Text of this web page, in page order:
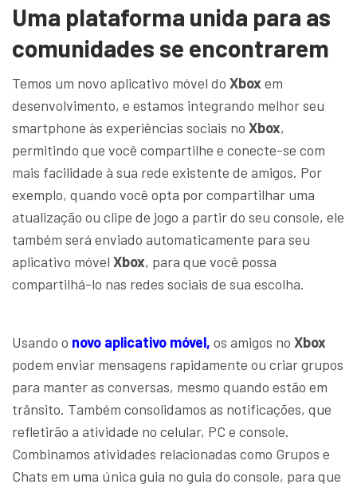
Uma plataforma unida para as
comunidades se encontrarem
Temos um novo aplicativo móvel do Xbox em
desenvolvimento, e estamos integrando melhor seu
smartphone às experiências sociais no Xbox,
permitindo que você compartilhe e conecte-se com
mais facilidade à sua rede existente de amigos. Por
exemplo, quando você opta por compartilhar uma
atualização ou clipe de jogo a partir do seu console, ele
também será enviado automaticamente para seu
aplicativo móvel Xbox, para que você possa
compartilhá-lo nas redes sociais de sua escolha.
Usando o novo aplicativo móvel, os amigos no Xbox
podem enviar mensagens rapidamente ou criar grupos
para manter as conversas, mesmo quando estão em
trânsito. Também consolidamos as notificações, que
refletirão a atividade no celular, PC e console.
Combinamos atividades relacionadas como Grupos e
Chats em uma única guia no guia do console, para que